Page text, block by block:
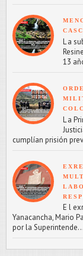
L a
13
L a
cumplían prisión
E l
Yanacancha, Mario
por la Superintende...